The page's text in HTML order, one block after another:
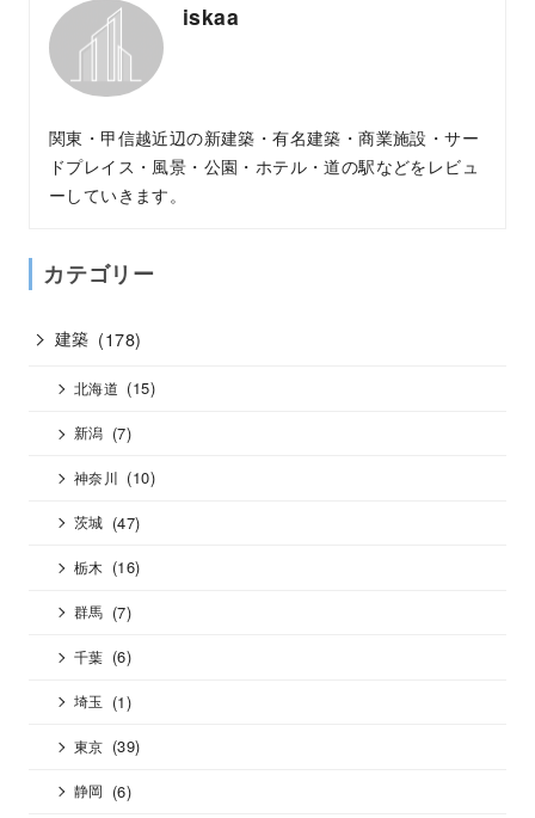
iskaa
関東・甲信越近辺の新建築・有名建築・商業施設・サー
ドプレイス・風景・公園・ホテル・道の駅などをレビュ
ーしていきます。
カテゴリー
建築 (178)
北海道 (15)
新潟 (7)
神奈川 (10)
茨城 (47)
栃木 (16)
群馬 (7)
千葉 (6)
埼玉 (1)
東京 (39)
静岡 (6)